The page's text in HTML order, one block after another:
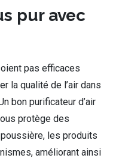
pur avec
pas efficaces
la qualité de l’air dans
bon purificateur d’air
protège des
les produits
améliorant ainsi